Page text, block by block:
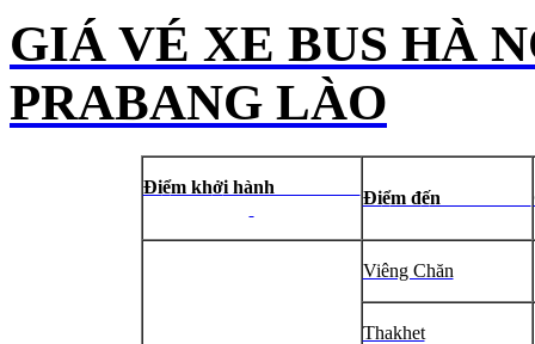
GIÁ VÉ XE BUS HÀ
PRABANG LÀO
Điểm khởi hành
Điểm đến
Viêng Chăn
Thakhet